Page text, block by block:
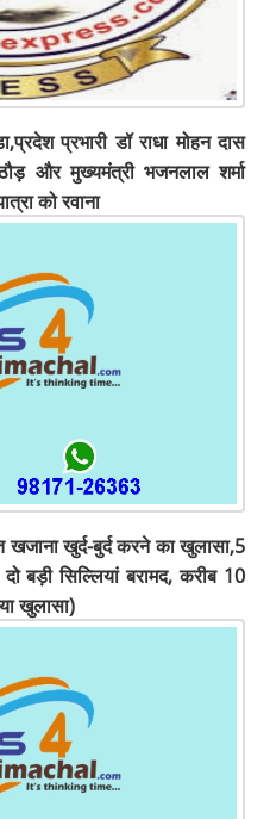
प्रभारी डॉ राधा मोहन दास
और मुख्यमंत्री भजनलाल शर्मा
को रवाना
खजाना खुर्द-बुर्द करने का खुलासा,5
बड़ी सिल्लियां बरामद, करीब 10
खुलासा)